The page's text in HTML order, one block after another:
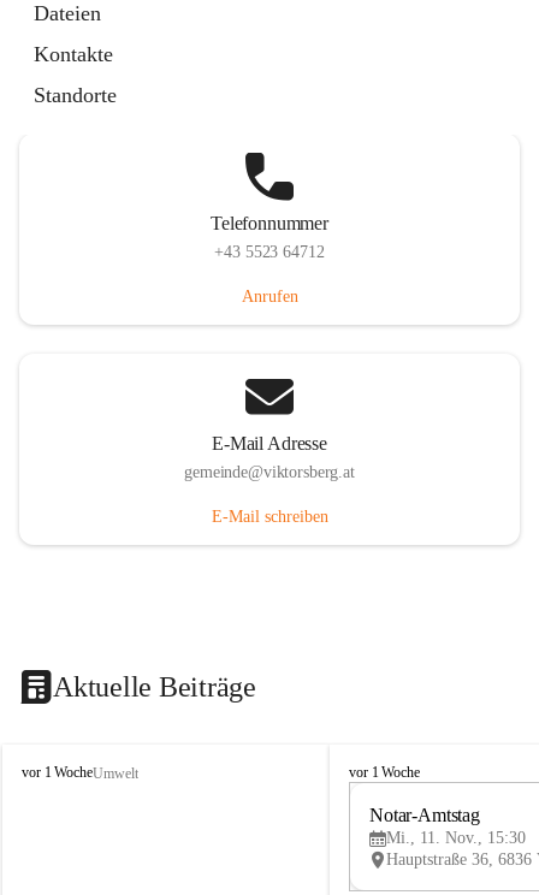
Dateien
Kontakte
Standorte
Telefonnummer
+43 5523 64712
Anrufen
E-Mail Adresse
gemeinde@viktorsberg.at
E-Mail schreiben
Aktuelle Beiträge
V
vor 1 WocheUmwelt
V
vor 1 Woche
Notar-Amtstag
Mi., 11. Nov., 15:30